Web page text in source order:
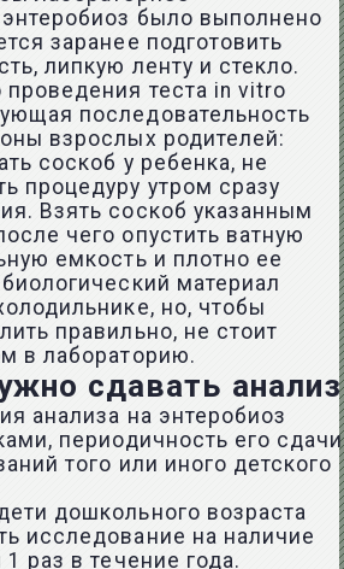
было выполнено
заранее подготовить
липкую ленту и стекло.
теста in vitro
последовательность
взрослых родителей:
соскоб у ребенка, не
процедуру утром сразу
Взять соскоб указанным
чего опустить ватную
емкость и плотно ее
материал
но, чтобы
правильно, не стоит
в лабораторию.
сдавать анализ
анализа на энтеробиоз
периодичность его сдачи
того или иного детского
дошкольного возраста
исследование на наличие
раз в течение года.